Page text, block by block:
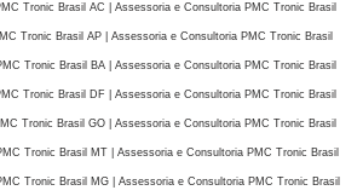
Tronic Brasil AC | Assessoria e Consultoria PMC Tronic Brasil
Tronic Brasil AP | Assessoria e Consultoria PMC Tronic Brasil
Tronic Brasil BA | Assessoria e Consultoria PMC Tronic Brasil
Tronic Brasil DF | Assessoria e Consultoria PMC Tronic Brasil
Tronic Brasil GO | Assessoria e Consultoria PMC Tronic Brasil
Tronic Brasil MT | Assessoria e Consultoria PMC Tronic Brasil
Tronic Brasil MG | Assessoria e Consultoria PMC Tronic Brasil